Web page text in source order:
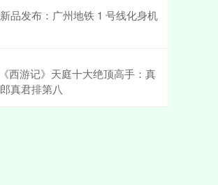
品发布：广州地铁 1 号线化身机
西游记》天庭十大绝顶高手：真
真君排第八